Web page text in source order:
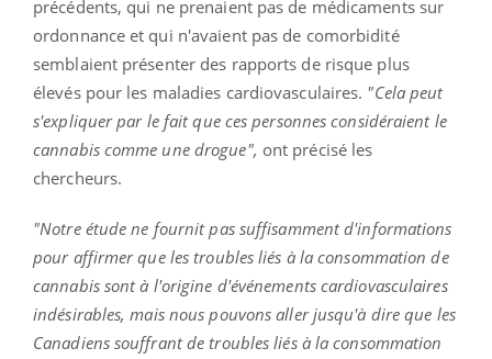
précédents, qui ne prenaient pas de médicaments sur
ordonnance et qui n'avaient pas de comorbidité
semblaient présenter des rapports de risque plus
élevés pour les maladies cardiovasculaires. "Cela peut
s'expliquer par le fait que ces personnes considéraient le
cannabis comme une drogue", ont précisé les
chercheurs.
"Notre étude ne fournit pas suffisamment d'informations
pour affirmer que les troubles liés à la consommation de
cannabis sont à l'origine d'événements cardiovasculaires
indésirables, mais nous pouvons aller jusqu'à dire que les
Canadiens souffrant de troubles liés à la consommation